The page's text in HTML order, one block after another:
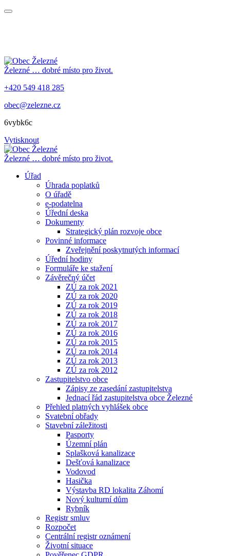
Železné … dobré místo pro život.
+420 549 418 285
obec@zelezne.cz
6vybk6c
Vytisknout
Železné … dobré místo pro život.
Úřad
Úhrada poplatků
O úřadě
e-podatelna
Úřední deska
Dokumenty
Strategický plán rozvoje obce
Povinné informace
Zveřejnění poskytnutých informací
Úřední hodiny
Formuláře ke stažení
Závěrečný účet
ZÚ za rok 2021
ZÚ za rok 2020
ZÚ za rok 2019
ZÚ za rok 2018
ZÚ za rok 2017
ZÚ za rok 2016
ZÚ za rok 2015
ZÚ za rok 2014
ZÚ za rok 2013
ZÚ za rok 2012
Zastupitelstvo obce
Zápisy ze zasedání zastupitelstva
Jednací řád zastupitelstva obce Železné
Přehled platných vyhlášek obce
Svatební obřady
Stavební záležitosti
Pasporty
Územní plán
Splašková kanalizace
Dešťová kanalizace
Vodovod
Hasička
Výstavba RD lokalita Záhomí
Nový kulturní dům
Rybník
Registr smluv
Rozpočet
Centrální registr oznámení
Životní situace